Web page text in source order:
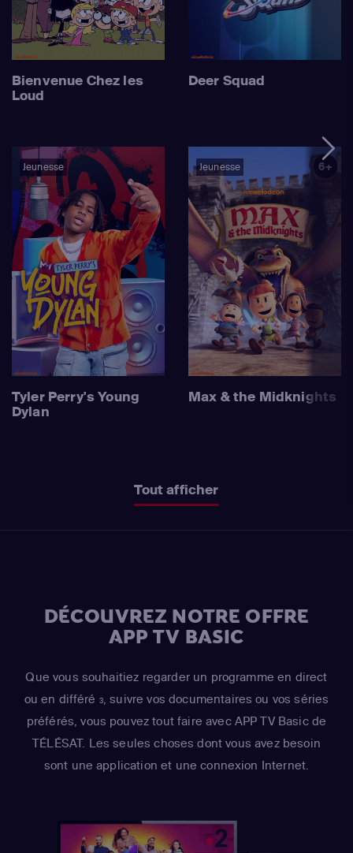
Bienvenue Chez les
Loud
Deer Squad
Jeunesse
Tyler Perry's Young
Dylan
Jeunesse 6+
Max & the Midknights
Tout afficher
DÉCOUVREZ NOTRE OFFRE
APP TV BASIC
Que vous souhaitiez regarder un programme en direct
ou en différé 3, suivre vos documentaires ou vos séries
préférés, vous pouvez tout faire avec APP TV Basic de
TÉLÉSAT. Les seules choses dont vous avez besoin
sont une application et une connexion Internet.